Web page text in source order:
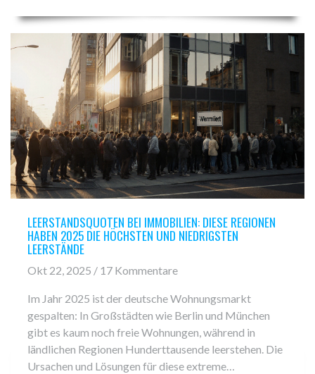
LEERSTANDSQUOTEN BEI IMMOBILIEN: DIESE REGIONEN
HABEN 2025 DIE HÖCHSTEN UND NIEDRIGSTEN
LEERSTÄNDE
Okt 22, 2025 / 17 Kommentare
Im Jahr 2025 ist der deutsche Wohnungsmarkt
gespalten: In Großstädten wie Berlin und München
gibt es kaum noch freie Wohnungen, während in
ländlichen Regionen Hunderttausende leerstehen. Die
Ursachen und Lösungen für diese extreme